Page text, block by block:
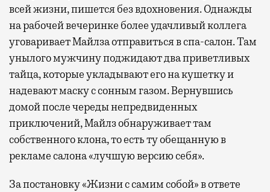
всей жизни, пишется без вдохновения. Однажды
на рабочей вечеринке более удачливый коллега
уговаривает Майлза отправиться в спа-салон. Там
унылого мужчину поджидают два приветливых
тайца, которые укладывают его на кушетку и
надевают маску с сонным газом. Вернувшись
домой после череды непредвиденных
приключений, Майлз обнаруживает там
собственного клона, то есть ту обещанную в
рекламе салона «лучшую версию себя».
За постановку «Жизни с самим собой» в ответе